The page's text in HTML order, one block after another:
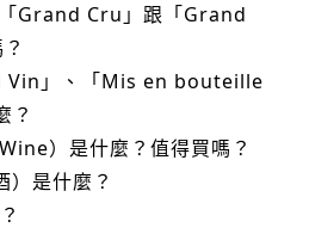
Grand Cru」跟「Grand
Vin」、「Mis en bouteille
？
）是什麼？值得買嗎？
是什麼？